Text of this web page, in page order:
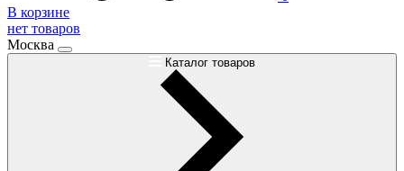
В корзине
нет товаров
Москва
Каталог товаров